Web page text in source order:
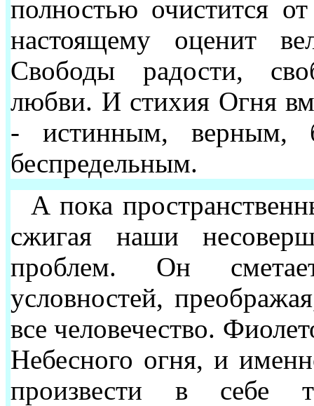
полностью очистится
настоящему оценит
Свободы радости,
любви. И стихия Огня
- истинным, верным,
беспредельным.
А пока
сжигая наши
проблем. Он
условностей,
все человечество.
Небесного огня, и
произвести в себе